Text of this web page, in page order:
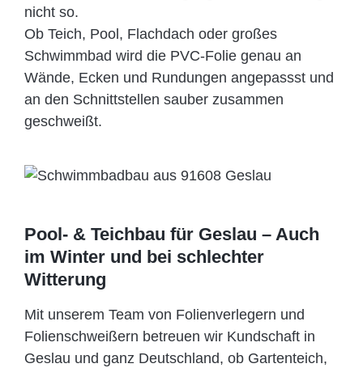
nicht so.
Ob Teich, Pool, Flachdach oder großes
Schwimmbad wird die PVC-Folie genau an
Wände, Ecken und Rundungen angepassst und
an den Schnittstellen sauber zusammen
geschweißt.
Pool- & Teichbau für Geslau – Auch
im Winter und bei schlechter
Witterung
Mit unserem Team von Folienverlegern und
Folien­schweißern betreuen wir Kundschaft in
Geslau und ganz Deutschland, ob Gartenteich,